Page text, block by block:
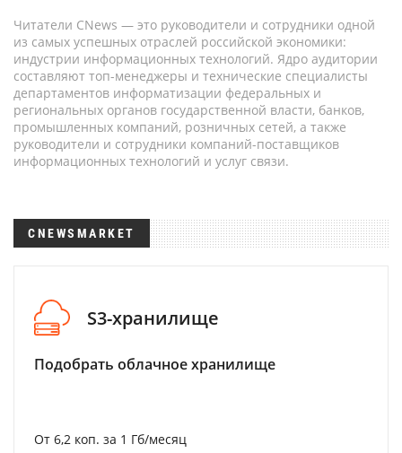
Читатели CNews — это руководители и сотрудники одной
из самых успешных отраслей российской экономики:
индустрии информационных технологий. Ядро аудитории
составляют топ-менеджеры и технические специалисты
департаментов информатизации федеральных и
региональных органов государственной власти, банков,
промышленных компаний, розничных сетей, а также
руководители и сотрудники компаний-поставщиков
информационных технологий и услуг связи.
CNEWSMARKET
S3-хранилище
Подобрать облачное хранилище
От 6,2 коп. за 1 Гб/месяц